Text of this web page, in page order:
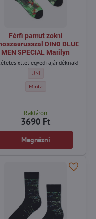
DR. MARILYN DIABETIC
DIABETIC Marilyn - Szín:
DR. MARILYN DIABETIC Marilyn -
DR. MARILYN
Férfi pamut zokni
DINO BLUE
MEN SPECIAL Marilyn
ötlet egyedi ajándéknak!
Férfi pamut zokni
UNI
Férfi pamut zokni
Minta
Raktáron
3690 Ft
Megnézni